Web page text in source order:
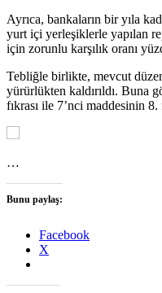
Ayrıca, bankaların bir yıla
yurt içi yerleşiklerle yapılan
için zorunlu karşılık oranı
Tebliğle birlikte, mevcut
yürürlükten kaldırıldı. Buna
fıkrası ile 7’nci maddesinin 8.
…
Bunu paylaş:
Facebook
X